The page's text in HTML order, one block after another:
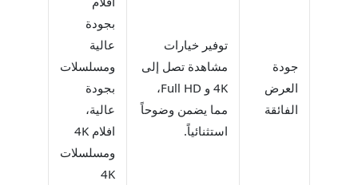
جودة
العرض
الفائقة
توفير خيارات
مشاهدة تصل إلى
4K و Full HD،
مما يضمن وضوحاً
استثنائياً.
بجودة
عالية
ومسلسلات
بجودة
عالية،
افلام 4K
ومسلسلات
4K